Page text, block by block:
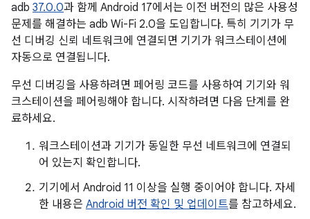
adb 37.0.0과 함께 Android 17에서는 이전 버전의 많은 사용성
문제를 해결하는 adb Wi-Fi 2.0을 도입합니다. 특히 기기가 무
선 디버깅 신뢰 네트워크에 연결되면 기기가 워크스테이션에
자동으로 연결됩니다.
무선 디버깅을 사용하려면 페어링 코드를 사용하여 기기와 워
크스테이션을 페어링해야 합니다. 시작하려면 다음 단계를 완
료하세요.
워크스테이션과 기기가 동일한 무선 네트워크에 연결되
어 있는지 확인합니다.
기기에서 Android 11 이상을 실행 중이어야 합니다. 자세
한 내용은 Android 버전 확인 및 업데이트를 참고하세요.